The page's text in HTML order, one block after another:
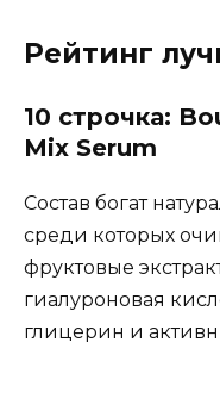
Рейтинг
10 строчка:
Mix Serum
Состав богат
среди которых
фруктовые
гиалуроновая
глицерин и